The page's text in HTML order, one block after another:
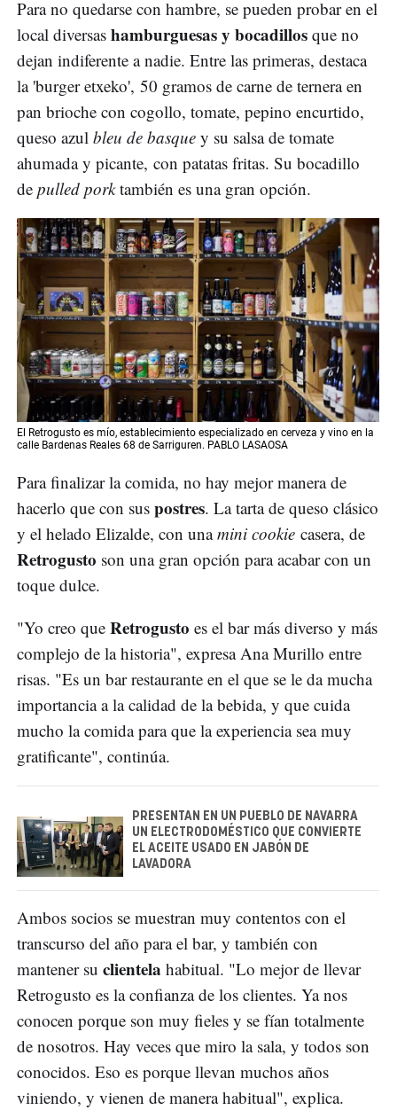
Para no quedarse con hambre, se pueden probar en el
local diversas hamburguesas y bocadillos que no
dejan indiferente a nadie. Entre las primeras, destaca
la 'burger etxeko', 50 gramos de carne de ternera en
pan brioche con cogollo, tomate, pepino encurtido,
queso azul bleu de basque y su salsa de tomate
ahumada y picante, con patatas fritas. Su bocadillo
de pulled porktambién es una gran opción.
El Retrogusto es mío, establecimiento especializado en cerveza y vino en la
calle Bardenas Reales 68 de Sarriguren. PABLO LASAOSA
Para finalizar la comida, no hay mejor manera de
hacerlo que con sus postres. La tarta de queso clásico
y el helado Elizalde, con unamini cookie casera, de
Retrogusto son una gran opción para acabar con un
toque dulce.
"Yo creo que Retrogusto es el bar más diverso y más
complejo de la historia", expresa Ana Murillo entre
risas. "Es un bar restaurante en el que se le da mucha
importancia a la calidad de la bebida, y que cuida
mucho la comida para que la experiencia sea muy
gratificante", continúa.
PRESENTAN EN UN PUEBLO DE NAVARRA
UN ELECTRODOMÉSTICO QUE CONVIERTE
EL ACEITE USADO EN JABÓN DE
LAVADORA
Ambos socios se muestran muy contentos con el
transcurso del año para el bar, y también con
mantener su clientela habitual. "Lo mejor de llevar
Retrogusto es la confianza de los clientes. Ya nos
conocen porque son muy fieles y se fían totalmente
de nosotros. Hay veces que miro la sala, y todos son
conocidos. Eso es porque llevan muchos años
viniendo, y vienen de manera habitual", explica.